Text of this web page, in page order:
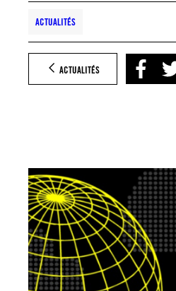
ACTUALITÉS
ACTUALITÉS